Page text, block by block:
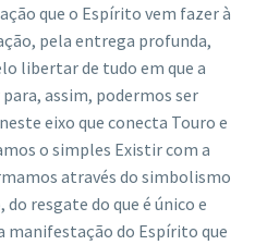
que o Espírito vem fazer à
pela entrega profunda,
libertar de tudo em que a
assim, podermos ser
eixo que conecta Touro e
o simples Existir com a
através do simbolismo
resgate do que é único e
manifestação do Espírito que